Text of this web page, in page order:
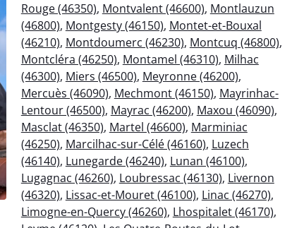
Rouge (46350), Montvalent (46600), Montlauzun
(46800), Montgesty (46150), Montet-et-Bouxal
(46210), Montdoumerc (46230), Montcuq (46800),
Montcléra (46250), Montamel (46310), Milhac
(46300), Miers (46500), Meyronne (46200),
Mercuès (46090), Mechmont (46150), Mayrinhac-
Lentour (46500), Mayrac (46200), Maxou (46090),
Masclat (46350), Martel (46600), Marminiac
(46250), Marcilhac-sur-Célé (46160), Luzech
(46140), Lunegarde (46240), Lunan (46100),
Lugagnac (46260), Loubressac (46130), Livernon
(46320), Lissac-et-Mouret (46100), Linac (46270),
Limogne-en-Quercy (46260), Lhospitalet (46170),